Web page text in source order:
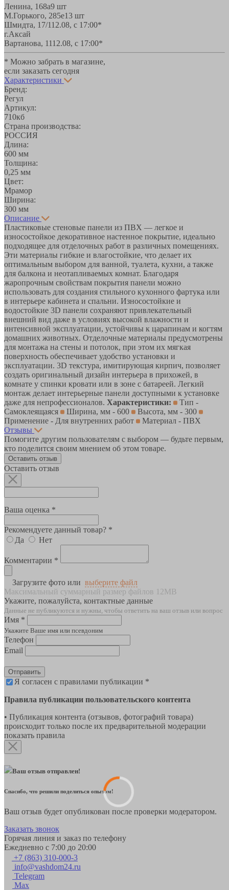
Ленина, 168а9 шт
М.Горького, 285е13 шт
Шмидта, 17/112.08, с 17:00*
г.Аксай
Вартанова, 1112.08, с 17:00*
* Можно забрать в магазине,
если заказать сегодня
Характеристики
Бренд:
Регул
Артикул:
710кб
Страна производства:
РОССИЯ
Длина:
600 мм
Толщина:
0,25 мм
Цвет:
Мрамор
Ширина:
300 мм
Описание
Пластиковые стеновые панели из ПВХ — легкое и
износостойкое декоративное настенное покрытие, идеально
подходящее для отделочных работ в различных помещениях.
Эти материалы гибкие и влагостойкие, что делает их
оптимальным выбором для ванной, туалета, кухни, а также
для балкона и неотапливаемых комнат. Благодаря
жаропрочным свойствам покрытия панели можно
использовать для создания стильного кухонного фартука или
в интерьере кабинета и спальни. Износостойкие и
водостойкие 3D панели сохраняют привлекательный
внешний вид даже в условиях высокой влажности и
интенсивной эксплуатации, устойчивы к царапинам и когтям
домашних животных. Отделочные материалы предусмотрены
для монтажа на стены и потолок, при этом их мягкая
поверхность обеспечивает удобство установки и
эксплуатации. 3D текстура, имитирующая кирпич, позволяет
создать оригинальный дизайн интерьера в прихожей, в
комнате у спинки кровати или в зоне с батареей. Легкий
монтаж делает интерьерные панели доступными к установке
даже для непрофессионалов. Характеристики:
Тип -
Самоклеящаяся
Ширина, мм - 600
Высота, мм - 300
Применение - Для внутренних работ
Материал - ПВХ
Отзывы
Помогите другим пользователям с выбором — будьте первым,
кто поделится своим мнением об этом товаре.
Оставить отзыв
Оставить отзыв
Ваша оценка *
Рекомендуете данный товар? *
Да
Нет
Комментарии *
Загрузите фото или выберите файл
Максимальный суммарный размер файлов 12MB
Укажите, пожалуйста, контактные данные
Данные не публикуются и нужны, чтобы ответить на ваш отзыв или вопрос
Имя *
Укажите Ваше имя или псевдоним
Телефон
Email
Отправить
Я согласен с правилами публикации *
Правила публикации пользовательского контента
• Публикация контента (отзывов, фотографий товара)
происходит только после их предварительной модерации
показать правила
Ваш отзыв отправлен!
Спасибо, что решили поделиться опытом!
Ваш отзыв будет опубликован после проверки модератором.
Заказать звонок
Горячая линия и заказ по телефону
Ежедневно с 7:00 до 20:00
+7 (863) 310-000-3
info@vashdom24.ru
Telegram
Max